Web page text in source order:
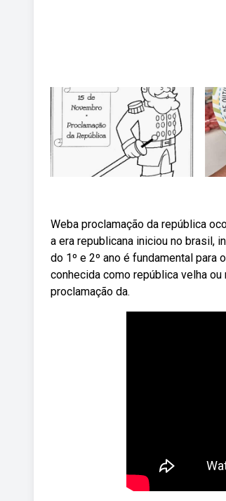
Weba proclamação da república
a era republicana iniciou no brasil,
do 1º e 2º ano é fundamental
conhecida como república velha
proclamação da.